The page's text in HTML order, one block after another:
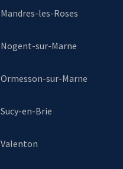
Mandres-les-Roses
Nogent-sur-Marne
Ormesson-sur-Marne
Sucy-en-Brie
Valenton